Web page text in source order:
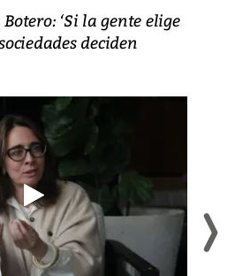
‘Si la gente elige
deciden